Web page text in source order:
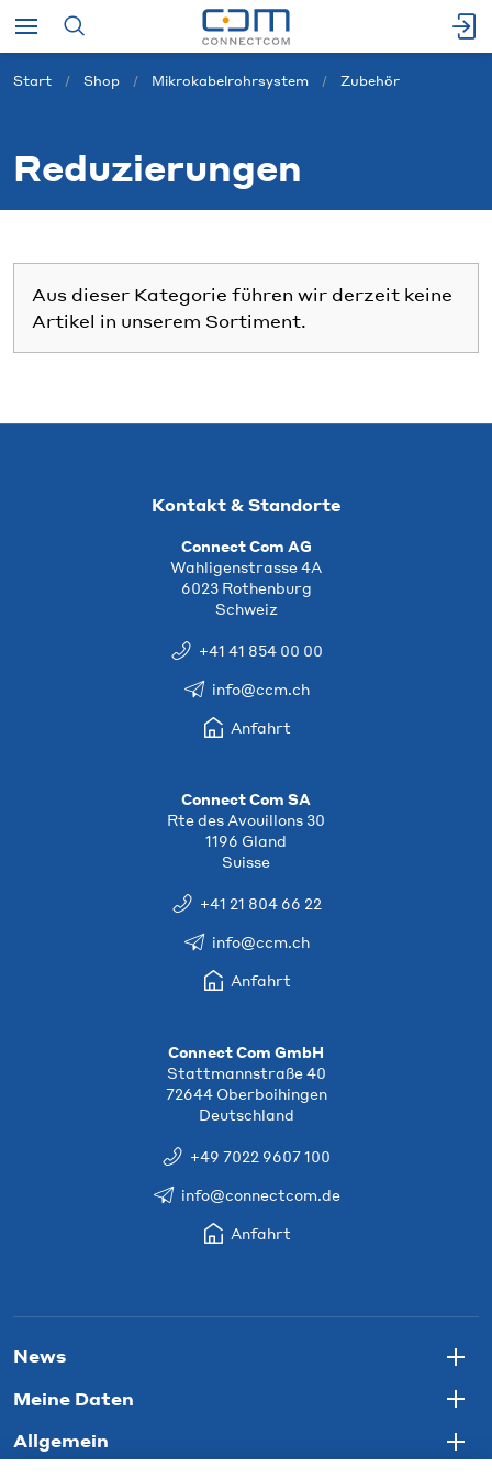
Start Shop Mikrokabelrohrsystem Zubehör
Reduzierungen
Aus dieser Kategorie führen wir derzeit keine
Artikel in unserem Sortiment.
Kontakt & Standorte
Connect Com AG
Wahligenstrasse 4A
6023 Rothenburg
Schweiz
+41 41 854 00 00
info@ccm.ch
Anfahrt
Connect Com SA
Rte des Avouillons 30
1196 Gland
Suisse
+41 21 804 66 22
info@ccm.ch
Anfahrt
Connect Com GmbH
Stattmannstraße 40
72644 Oberboihingen
Deutschland
+49 7022 9607 100
info@connectcom.de
Anfahrt
News
Meine Daten
Allgemein